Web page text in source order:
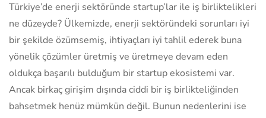
Türkiye’de enerji sektöründe startup’lar ile iş birliktelikleri
ne düzeyde? Ülkemizde, enerji sektöründeki sorunları iyi
bir şekilde özümsemiş, ihtiyaçları iyi tahlil ederek buna
yönelik çözümler üretmiş ve üretmeye devam eden
oldukça başarılı bulduğum bir startup ekosistemi var.
Ancak birkaç girişim dışında ciddi bir iş birlikteliğinden
bahsetmek henüz mümkün değil. Bunun nedenlerini ise